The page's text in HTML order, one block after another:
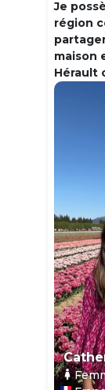
Je
région
maison
Hérault